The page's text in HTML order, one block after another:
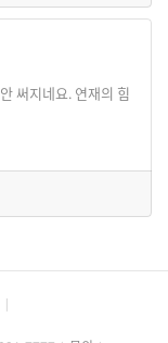
써지네요. 연재의 힘